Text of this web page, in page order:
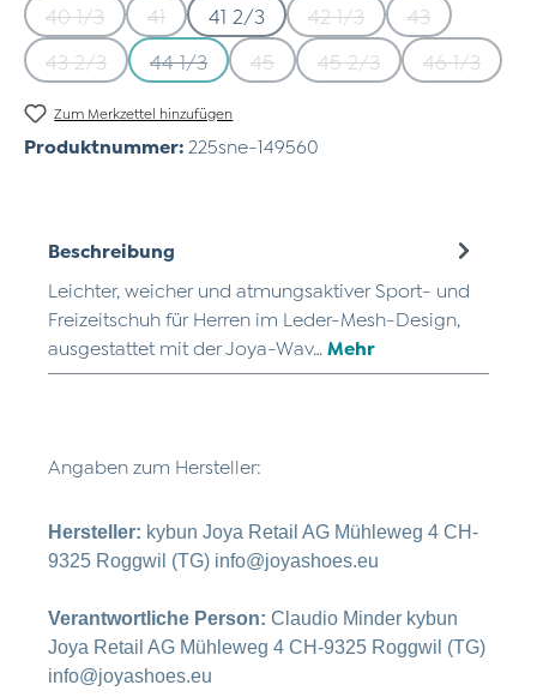
40 1/3(Diese Option ist zurzeit nicht verfügbar.)
41(Diese Option ist zurzeit nicht verfügbar.)
41 2/3 42 1/3(Diese Option ist
43(Diese
43 2/3(Diese Option ist zurzeit nicht verfügbar.)
44 1/3(Diese Option ist zurzeit nicht verfügbar.)
45(Diese Option ist zurzeit nicht
45 2/3(Diese Option ist
46 1/3(Diese
Zum Merkzettel hinzufügen
Produktnummer: 225sne-149560
Beschreibung
Leichter, weicher und atmungsaktiver Sport- und
Freizeitschuh für Herren im Leder-Mesh-Design,
ausgestattet mit der Joya-Wav… Mehr
Angaben zum Hersteller:
Hersteller: kybun Joya Retail AG Mühleweg 4 CH-
9325 Roggwil (TG) info@joyashoes.eu
Verantwortliche Person: Claudio Minder kybun
Joya Retail AG Mühleweg 4 CH-9325 Roggwil (TG)
info@joyashoes.eu